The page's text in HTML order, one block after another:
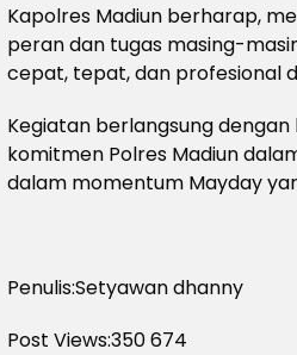
Kapolres Madiun berharap,
peran dan tugas masing-
cepat, tepat, dan profesional
Kegiatan berlangsung
komitmen Polres Madiun
dalam momentum Mayday
Penulis:Setyawan dhanny
Post Views:350674